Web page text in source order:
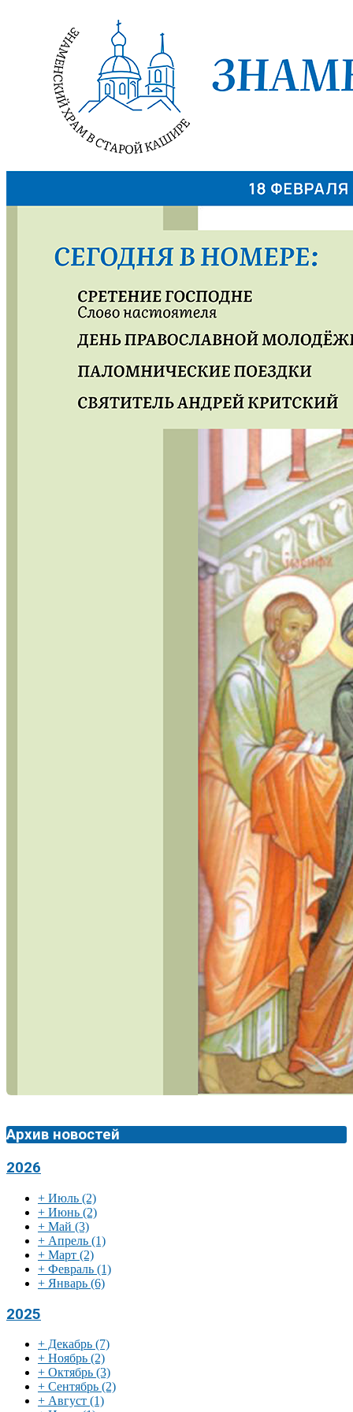
Архив новостей
2026
+ Июль (2)
+ Июнь (2)
+ Май (3)
+ Апрель (1)
+ Март (2)
+ Февраль (1)
+ Январь (6)
2025
+ Декабрь (7)
+ Ноябрь (2)
+ Октябрь (3)
+ Сентябрь (2)
+ Август (1)